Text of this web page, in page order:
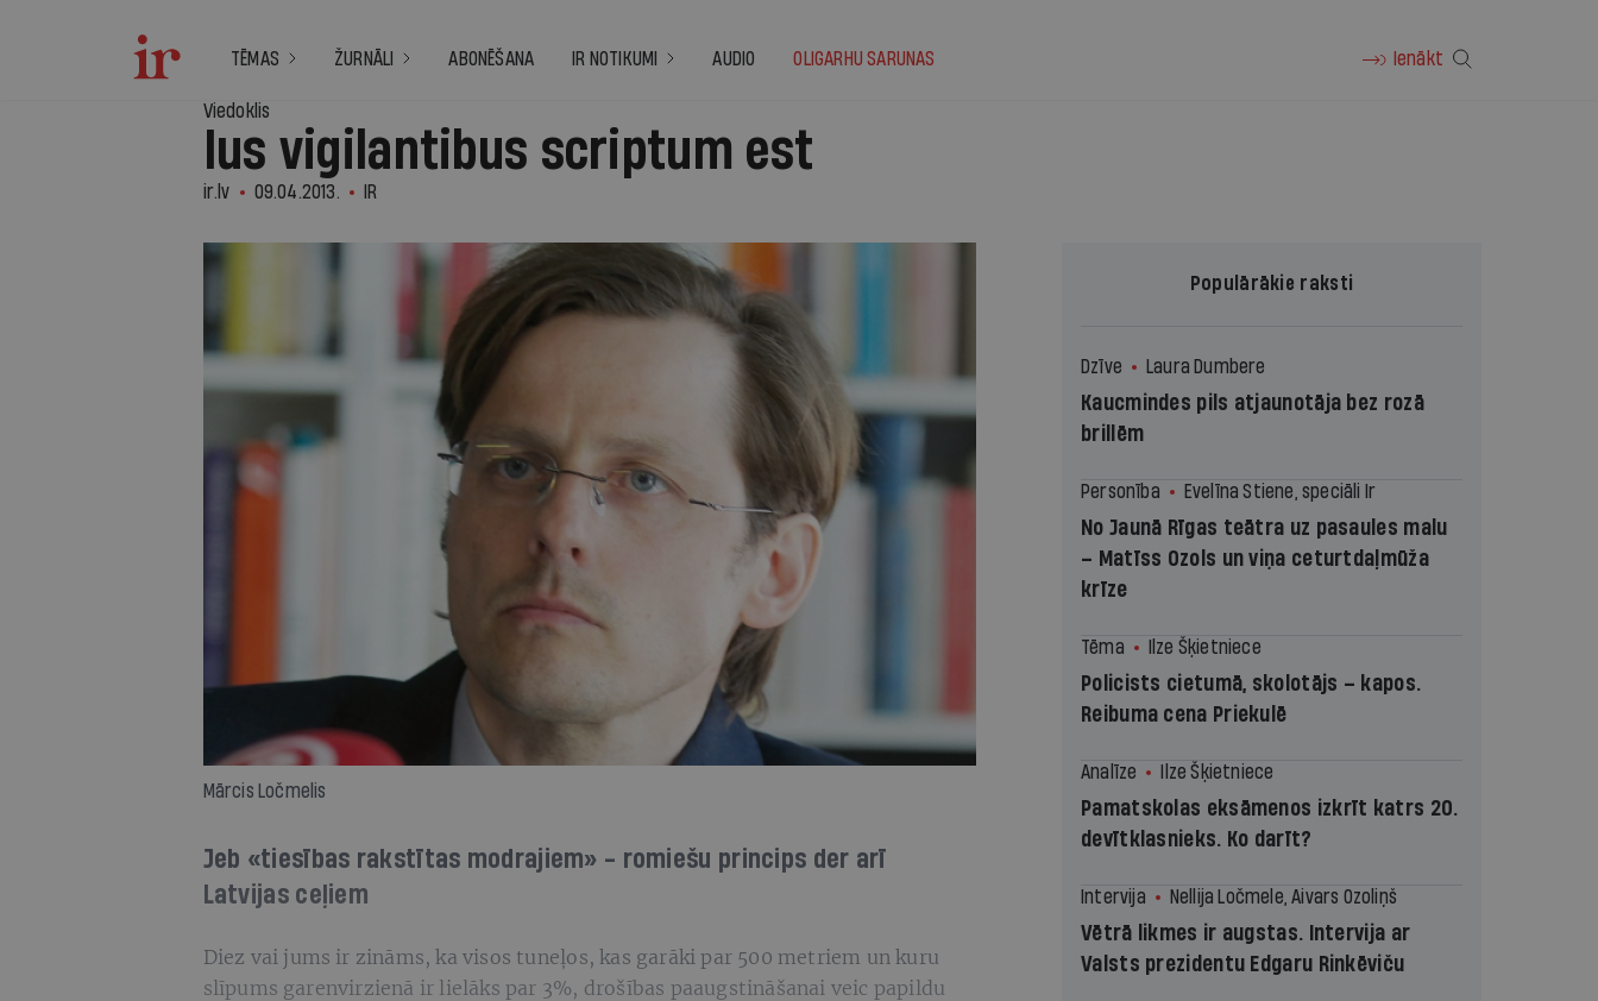
TĒMAS ŽURNĀLI ABONĒŠANA IR NOTIKUMI AUDIO OLIGARHU SARUNAS Ienākt
Viedoklis
Ius vigilantibus scriptum est
ir.lv 09.04.2013. IR
Mārcis Ločmelis
Jeb «tiesības rakstītas modrajiem» - romiešu princips der arī
Latvijas ceļiem
Diez vai jums ir zināms, ka visos tuneļos, kas garāki par 500 metriem un kuru
slīpums garenvirzienā ir lielāks par 3%, drošības paaugstināšanai veic papildu
Populārākie raksti
Dzīve Laura Dumbere
Kaucmindes pils atjaunotāja bez rozā
brillēm
Personība Evelīna Stiene, speciāli Ir
No Jaunā Rīgas teātra uz pasaules malu
– Matīss Ozols un viņa ceturtdaļmūža
krīze
Tēma Ilze Šķietniece
Policists cietumā, skolotājs – kapos.
Reibuma cena Priekulē
Analīze Ilze Šķietniece
Pamatskolas eksāmenos izkrīt katrs 20.
devītklasnieks. Ko darīt?
Intervija Nellija Ločmele, Aivars Ozoliņš
Vētrā likmes ir augstas. Intervija ar
Valsts prezidentu Edgaru Rinkēviču